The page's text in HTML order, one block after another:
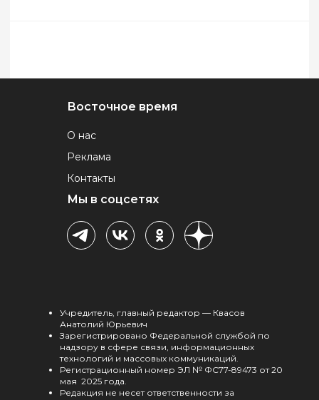
Восточное время
О нас
Реклама
Контакты
Мы в соцсетях
Учредитель, главный редактор — Квасов
Анатолий Юрьевич
Зарегистрировано Федеральной службой по
надзору в сфере связи, информационных
технологий и массовых коммуникаций.
Регистрационный номер ЭЛ № ФС77-89473 от 20
мая 2025 года.
Редакция не несет ответственности за